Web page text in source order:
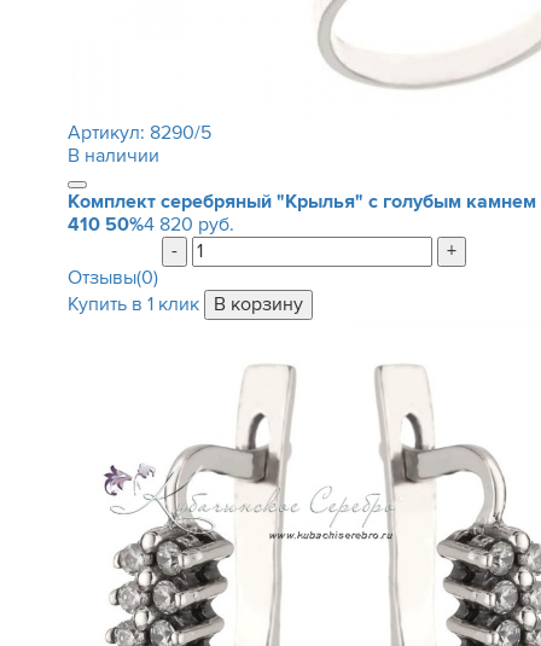
Артикул: 8290/5
В наличии
Комплект серебряный "Крылья" с голубым камнем
410 50%4 820 руб.
-
+
Отзывы(0)
Купить в 1 клик